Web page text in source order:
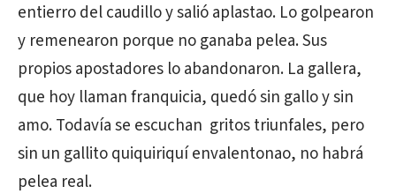
entierro del caudillo y salió aplastao. Lo golpearon
y remenearon porque no ganaba pelea. Sus
propios apostadores lo abandonaron. La gallera,
que hoy llaman franquicia, quedó sin gallo y sin
amo. Todavía se escuchan gritos triunfales, pero
sin un gallito quiquiriquí envalentonao, no habrá
pelea real.